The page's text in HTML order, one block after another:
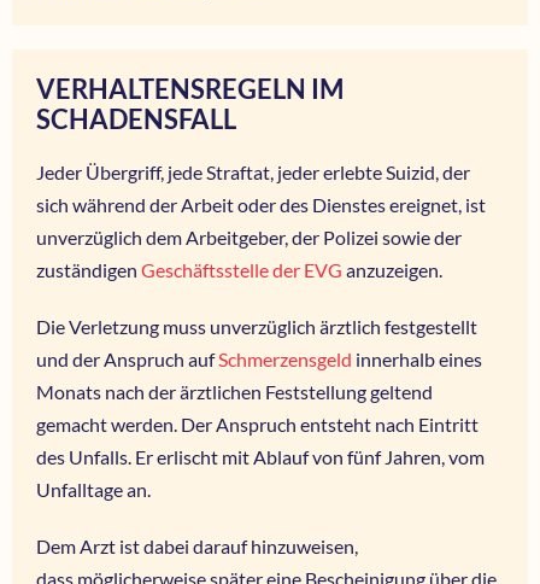
VERHALTENSREGELN IM
SCHADENSFALL
Jeder Übergriff, jede Straftat, jeder erlebte Suizid, der
sich während der Arbeit oder des Dienstes ereignet, ist
unverzüglich dem Arbeitgeber, der Polizei sowie der
zuständigen Geschäftsstelle der EVG anzuzeigen.
Die Verletzung muss unverzüglich ärztlich festgestellt
und der Anspruch aufSchmerzensgeld innerhalb eines
Monats nach der ärztlichen Feststellung geltend
gemacht werden. Der Anspruch entsteht nach Eintritt
des Unfalls. Er erlischt mit Ablauf von fünf Jahren, vom
Unfalltage an.
Dem Arzt ist dabei darauf hinzuweisen,
dass möglicherweise später eine Bescheinigung über die